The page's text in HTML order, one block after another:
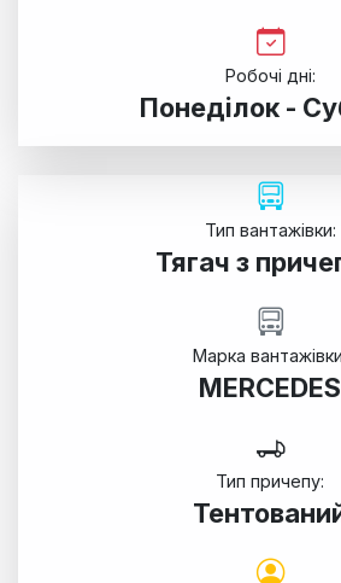
Робочі дні:
Понеділок -
Тип вантажівки:
Тягач з
Марка
MERCEDES
Тип причепу: